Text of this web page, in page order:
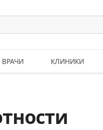
ВРАЧИ КЛИНИКИ